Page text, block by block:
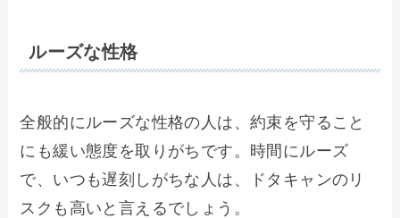
ルーズな性格
全般的にルーズな性格の人は、約束を守ること
にも緩い態度を取りがちです。時間にルーズ
で、いつも遅刻しがちな人は、ドタキャンのリ
スクも高いと言えるでしょう。